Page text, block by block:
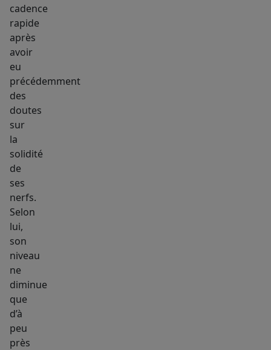
cadence
rapide
après
avoir
eu
précédemment
des
doutes
sur
la
solidité
de
ses
nerfs.
Selon
lui,
son
niveau
ne
diminue
que
d’à
peu
près